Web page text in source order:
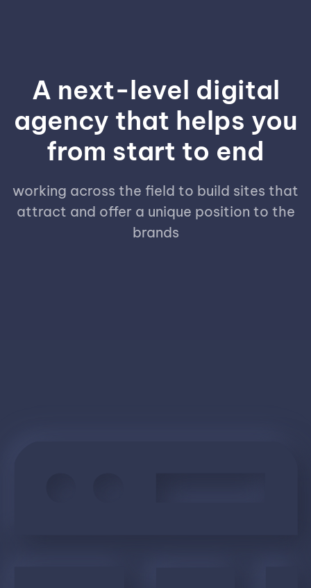
A next-level digital
agency that helps you
from start to end
working across the field to build sites that
attract and offer a unique position to the
brands